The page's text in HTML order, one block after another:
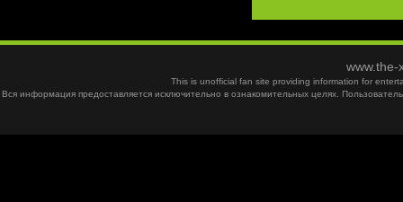
This is unofficial fan site providing information for
Вся информация предоставляется исключительно в ознакомительных целях.